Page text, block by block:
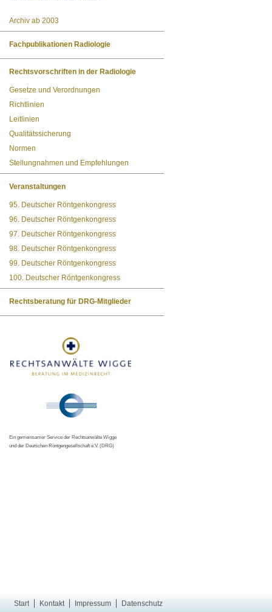
Archiv ab 2003
Fachpublikationen Radiologie
Rechtsvorschriften in der Radiologie
Gesetze und Verordnungen
Richtlinien
Leitlinien
Qualitätssicherung
Normen
Stellungnahmen und Empfehlungen
Veranstaltungen
95. Deutscher Röntgenkongress
96. Deutscher Röntgenkongress
97. Deutscher Röntgenkongress
98. Deutscher Röntgenkongress
99. Deutscher Röntgenkongress
100. Deutscher Röntgenkongress
Rechtsberatung für DRG-Mitglieder
Ein gemeinsamer Service der Rechtsanwälte Wigge
und der Deutschen Röntgengesellschaft e.V. (DRG)
Start Kontakt Impressum Datenschutz